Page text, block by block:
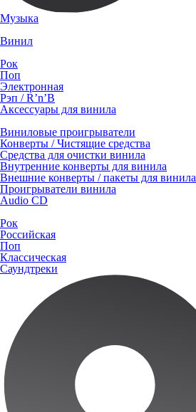
Музыка
Винил
Рок
Поп
Электронная
Рэп / R’n’B
Аксессуары для винила
Виниловые проигрыватели
Конверты / Чистящие средства
Средства для очистки винила
Внутренние конверты для винила
Внешние конверты / пакеты для винила
Проигрыватели винила
Audio CD
Рок
Российская
Поп
Классическая
Саундтреки